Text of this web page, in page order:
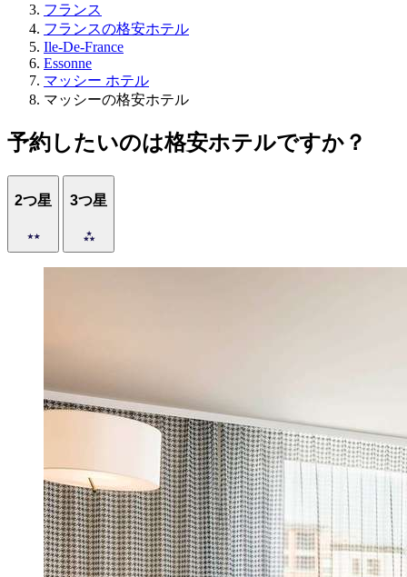
フランス
フランスの格安ホテル
Ile-De-France
Essonne
マッシー ホテル
マッシーの格安ホテル
予約したいのは格安ホテルですか？
2つ星 3つ星